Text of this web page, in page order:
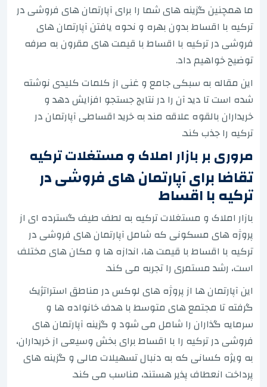
ما همچنین گزینه های شما را برای آپارتمان های فروشی در
ترکیه با اقساط بدون بهره و نحوه یافتن آپارتمان های
فروشی در ترکیه با اقساط با قیمت های مقرون به صرفه
توضیح خواهیم داد.
این مقاله به سبکی جامع و غنی از کلمات کلیدی نوشته
شده است تا دید آن را در نتایج جستجو افزایش دهد و
خریداران بالقوه علاقه مند به خرید اقساطی آپارتمان در
ترکیه را جذب کند.
مروری بر بازار املاک و مستغلات ترکیه
تقاضا برای آپارتمان های فروشی در
ترکیه با اقساط
بازار املاک و مستغلات ترکیه به لطف طیف گسترده ای از
پروژه های مسکونی که شامل آپارتمان های فروشی در
ترکیه با اقساط با قیمت ها، اندازه ها و مکان های مختلف
است، رشد مستمری را تجربه می کند.
این آپارتمان ها از پروژه های لوکس در مناطق استراتژیک
گرفته تا مجتمع های متوسط با هدف خانواده ها و
سرمایه گذاران را شامل می شود و گزینه آپارتمان های
فروشی در ترکیه را با اقساط برای بخش وسیعی از خریداران،
به ویژه کسانی که به دنبال تسهیلات مالی و گزینه های
پرداخت انعطاف پذیر هستند، مناسب می کند.